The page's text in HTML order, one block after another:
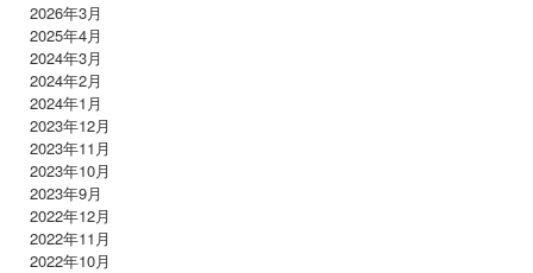
2026年3月
2025年4月
2024年3月
2024年2月
2024年1月
2023年12月
2023年11月
2023年10月
2023年9月
2022年12月
2022年11月
2022年10月